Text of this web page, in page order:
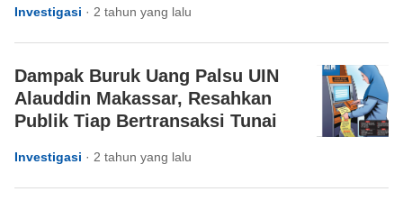
Investigasi · 2 tahun yang lalu
Dampak Buruk Uang Palsu UIN
Alauddin Makassar, Resahkan
Publik Tiap Bertransaksi Tunai
Investigasi · 2 tahun yang lalu